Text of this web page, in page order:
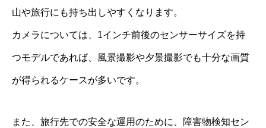
山や旅行にも持ち出しやすくなります。
カメラについては、1インチ前後のセンサーサイズを持
つモデルであれば、風景撮影や夕景撮影でも十分な画質
が得られるケースが多いです。
また、旅行先での安全な運用のために、障害物検知セン